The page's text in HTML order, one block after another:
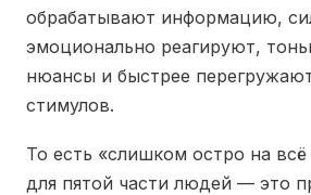
обрабатывают информацию,
эмоционально реагируют,
нюансы и быстрее
стимулов.
То есть «слишком остро на
для пятой части людей — это